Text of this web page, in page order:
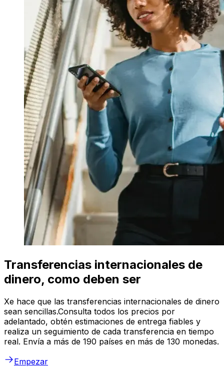
Transferencias internacionales de
dinero, como deben ser
Xe hace que las transferencias internacionales de dinero
sean sencillas.Consulta todos los precios por
adelantado, obtén estimaciones de entrega fiables y
realiza un seguimiento de cada transferencia en tiempo
real. Envía a más de 190 países en más de 130 monedas.
Empezar